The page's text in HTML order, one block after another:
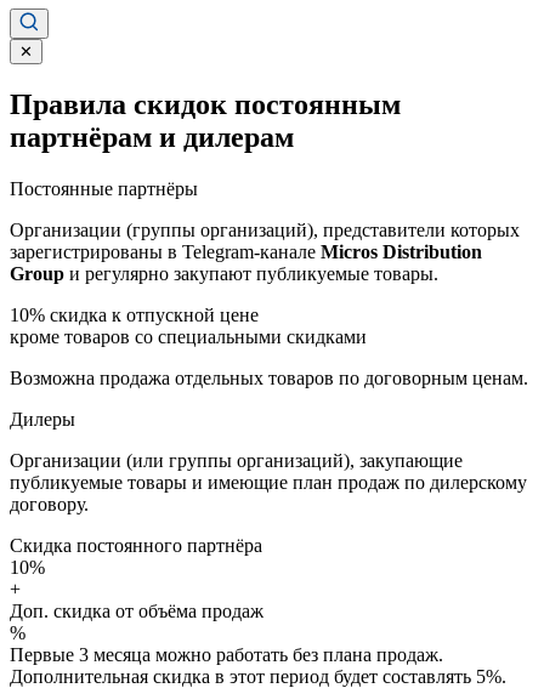
✕
Правила скидок постоянным
партнёрам и дилерам
Постоянные партнёры
Организации (группы организаций), представители которых
зарегистрированы в Telegram-канале Micros Distribution
Group и регулярно закупают публикуемые товары.
10% скидка к отпускной цене
кроме товаров со специальными скидками
Возможна продажа отдельных товаров по договорным ценам.
Дилеры
Организации (или группы организаций), закупающие
публикуемые товары и имеющие план продаж по дилерскому
договору.
Скидка постоянного партнёра
10%
+
Доп. скидка от объёма продаж
%
Первые 3 месяца можно работать без плана продаж.
Дополнительная скидка в этот период будет составлять 5%.